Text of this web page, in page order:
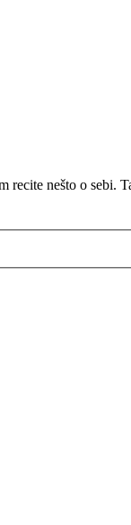
nešto o sebi.